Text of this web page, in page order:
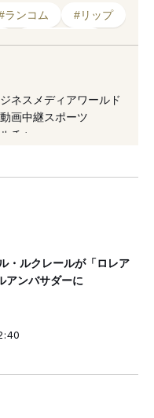
ランコム
#リップ
#ロレアル
ネス メディアワールド
動画中継スポーツ
ルチャー
・ルクレールが「ロレア
アンバサダーに